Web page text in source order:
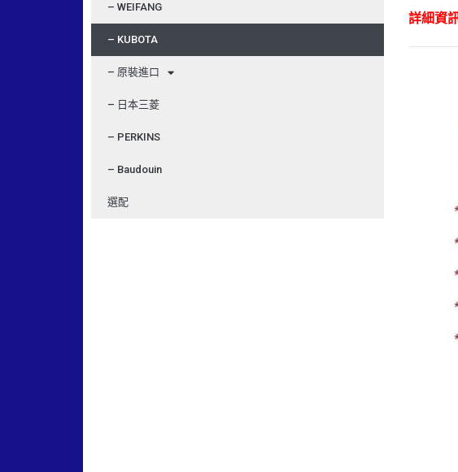
– WEIFANG
– KUBOTA
– 原裝進口
– 日本三菱
– PERKINS
– Baudouin
選配
詳細資